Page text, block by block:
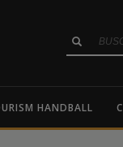
HANDBALL